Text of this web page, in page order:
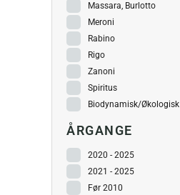
Massara, Burlotto
Meroni
Rabino
Rigo
Zanoni
Spiritus
Biodynamisk/Økologisk
ÅRGANGE
2020 - 2025
2021 - 2025
Før 2010